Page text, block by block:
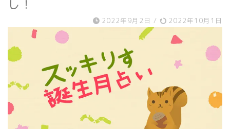
し！
2022年9月2日 / 2022年10月1日